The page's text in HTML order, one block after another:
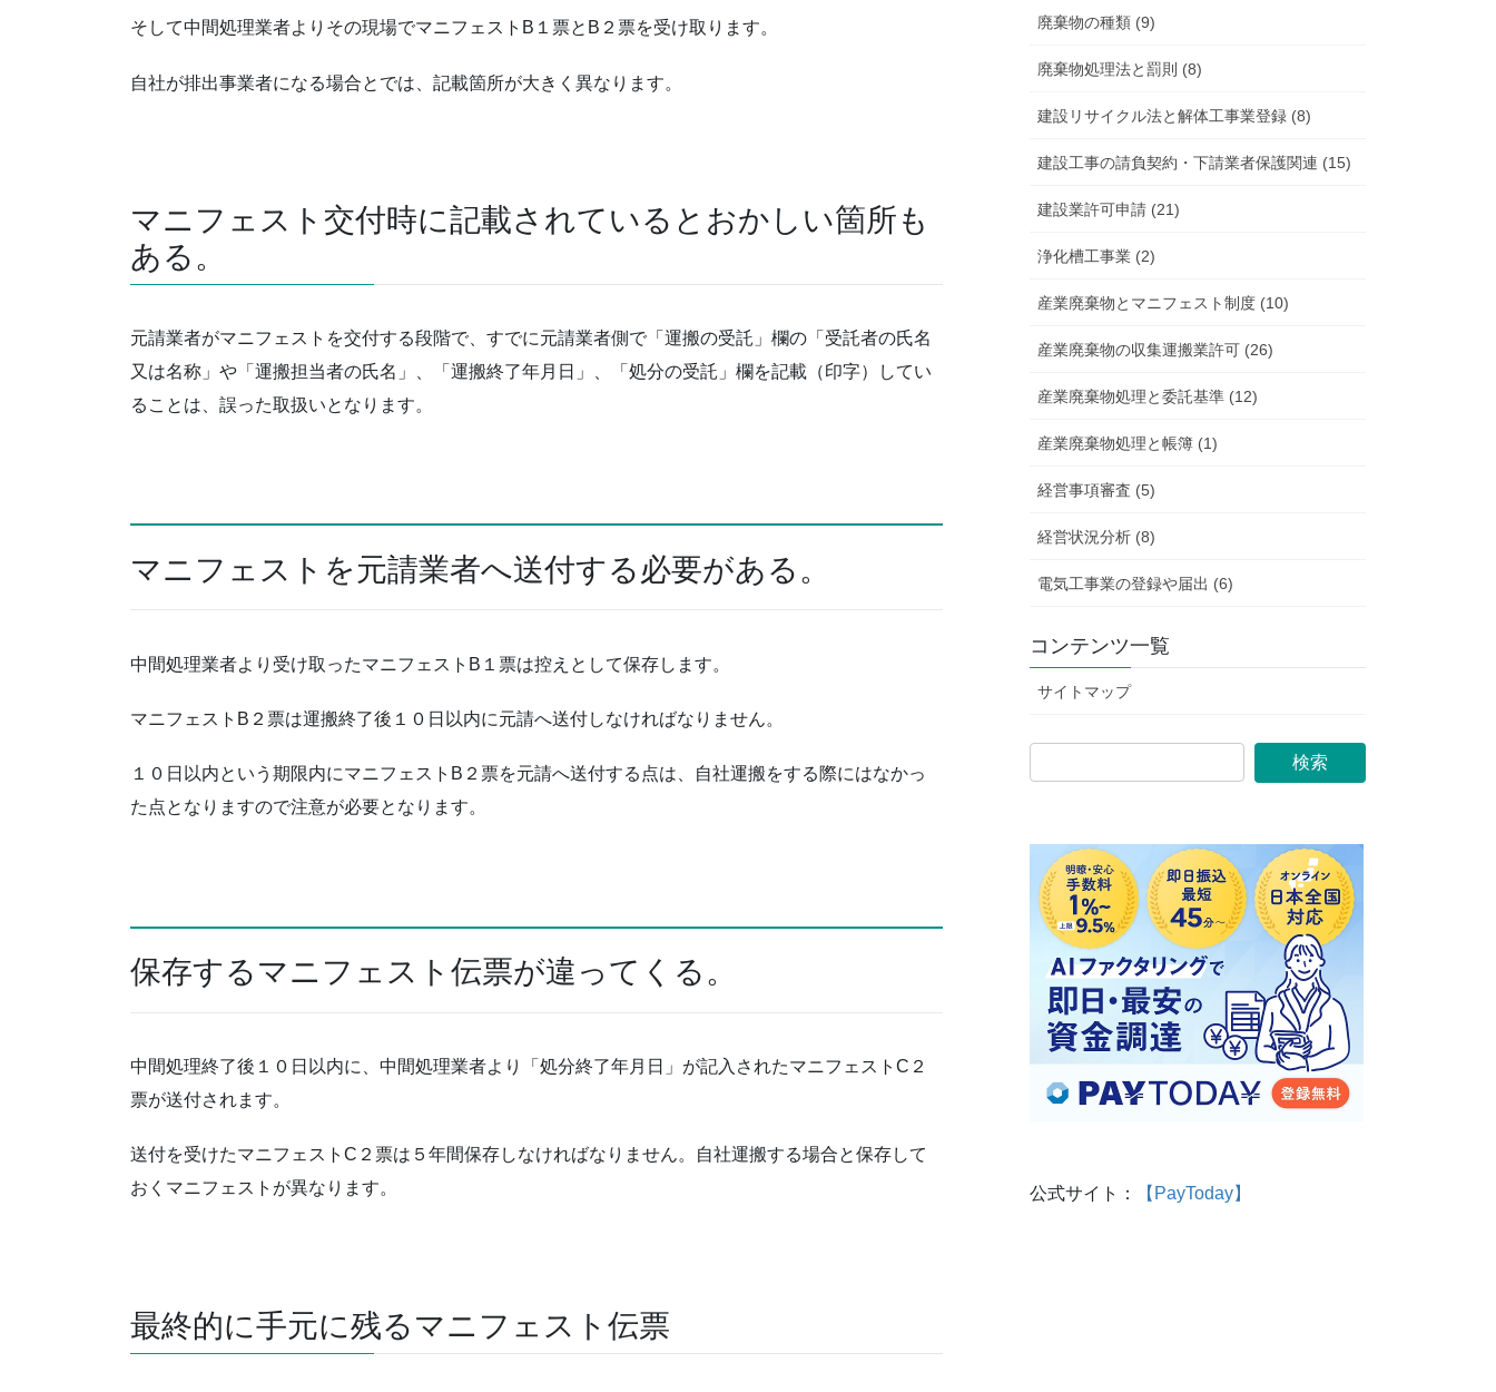
そして中間処理業者よりその現場でマニフェストB１票とB２票を受け取ります。
自社が排出事業者になる場合とでは、記載箇所が大きく異なります。
マニフェスト交付時に記載されているとおかしい箇所も
ある。
元請業者がマニフェストを交付する段階で、すでに元請業者側で「運搬の受託」欄の「受託者の氏名
又は名称」や「運搬担当者の氏名」、「運搬終了年月日」、「処分の受託」欄を記載（印字）してい
ることは、誤った取扱いとなります。
マニフェストを元請業者へ送付する必要がある。
中間処理業者より受け取ったマニフェストB１票は控えとして保存します。
マニフェストB２票は運搬終了後１０日以内に元請へ送付しなければなりません。
１０日以内という期限内にマニフェストB２票を元請へ送付する点は、自社運搬をする際にはなかっ
た点となりますので注意が必要となります。
保存するマニフェスト伝票が違ってくる。
中間処理終了後１０日以内に、中間処理業者より「処分終了年月日」が記入されたマニフェストC２
票が送付されます。
送付を受けたマニフェストC２票は５年間保存しなければなりません。自社運搬する場合と保存して
おくマニフェストが異なります。
最終的に手元に残るマニフェスト伝票
廃棄物の種類 (9)
廃棄物処理法と罰則 (8)
建設リサイクル法と解体工事業登録 (8)
建設工事の請負契約・下請業者保護関連 (15)
建設業許可申請 (21)
浄化槽工事業 (2)
産業廃棄物とマニフェスト制度 (10)
産業廃棄物の収集運搬業許可 (26)
産業廃棄物処理と委託基準 (12)
産業廃棄物処理と帳簿 (1)
経営事項審査 (5)
経営状況分析 (8)
電気工事業の登録や届出 (6)
コンテンツ一覧
サイトマップ
公式サイト： 【PayToday】